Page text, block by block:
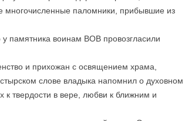
многочисленные паломники, прибывшие из
памятника воинам ВОВ провозгласили
и прихожан с освящением храма,
слове владыка напомнил о духовном
к твердости в вере, любви к ближним и